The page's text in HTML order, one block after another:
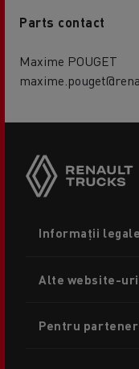
Parts contact
Maxime POUGET
menu
Informații legale
Alte website-
Pentru